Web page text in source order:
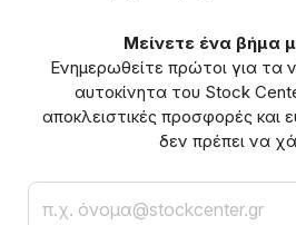
Μείνετε ένα βήμα
Ενημερωθείτε πρώτοι για τα
αυτοκίνητα του Stock
αποκλειστικές προσφορές και
δεν πρέπει να